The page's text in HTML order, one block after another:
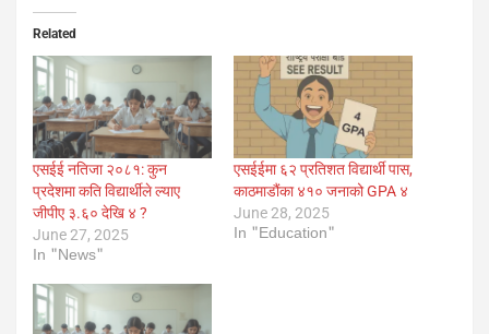
Related
एसईई नतिजा २०८१: कुन
प्रदेशमा कति विद्यार्थीले ल्याए
जीपीए ३.६० देखि ४ ?
June 27, 2025
In "News"
एसईईमा ६२ प्रतिशत विद्यार्थी पास,
काठमाडौंका ४१० जनाको GPA ४
June 28, 2025
In "Education"